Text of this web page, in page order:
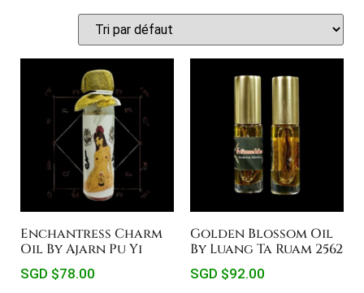
Enchantress Charm
Oil By Ajarn Pu Yi
SGD $78.00
Golden Blossom Oil
By Luang Ta Ruam 2562
SGD $92.00